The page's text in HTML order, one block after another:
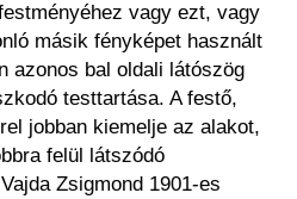
vagy ezt, vagy
másik fényképet használt
azonos bal oldali látószög
testtartása. A festő,
jobban kiemelje az alakot,
felül látszódó
Zsigmond 1901-es